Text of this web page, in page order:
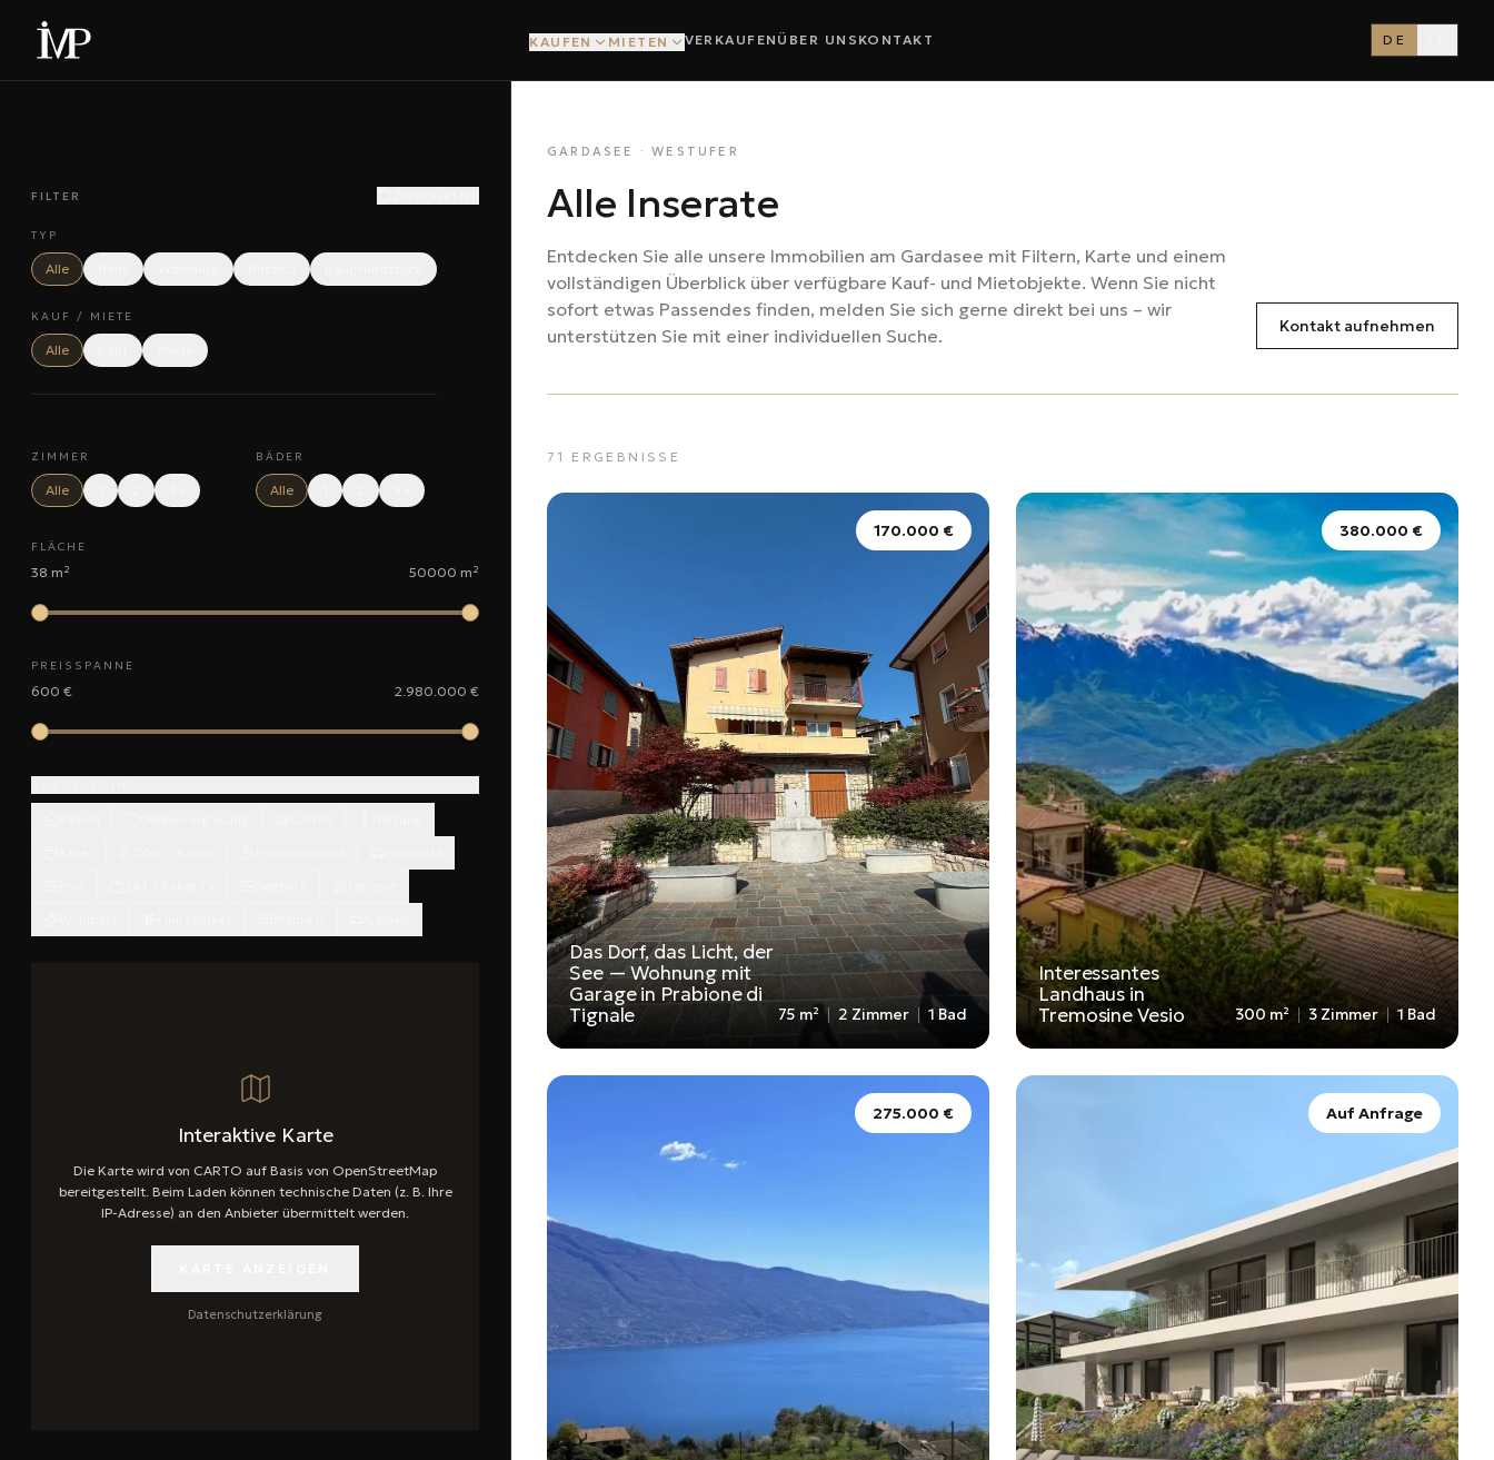
KAUFEN MIETEN VERKAUFEN ÜBER UNS KONTAKT DE
FILTER
TYP
Alle
KAUF / MIETE
Alle
ZIMMER
Alle
BÄDER
Alle
FLÄCHE
38 m² 50000 m²
PREISSPANNE
600 € 2.980.000 €
Interaktive Karte
Die Karte wird von CARTO auf Basis von OpenStreetMap
bereitgestellt. Beim Laden können technische Daten (z. B. Ihre
IP-Adresse) an den Anbieter übermittelt werden.
Datenschutzerklärung
GARDASEE · WESTUFER
Alle Inserate
Entdecken Sie alle unsere Immobilien am Gardasee mit Filtern, Karte und einem
vollständigen Überblick über verfügbare Kauf- und Mietobjekte. Wenn Sie nicht
sofort etwas Passendes finden, melden Sie sich gerne direkt bei uns – wir
unterstützen Sie mit einer individuellen Suche.
Kontakt aufnehmen
71 ERGEBNISSE
170.000 €
Das Dorf, das Licht, der
See — Wohnung mit
Garage in Prabione di
Tignale
75 m² 2 Zimmer 1 Bad
380.000 €
Interessantes
Landhaus in
Tremosine Vesio
300 m² 3 Zimmer 1 Bad
275.000 € Auf Anfrage